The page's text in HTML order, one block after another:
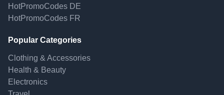
HotPromoCodes DE
HotPromoCodes FR
Popular Categories
Clothing & Accessories
Health & Beauty
Electronics